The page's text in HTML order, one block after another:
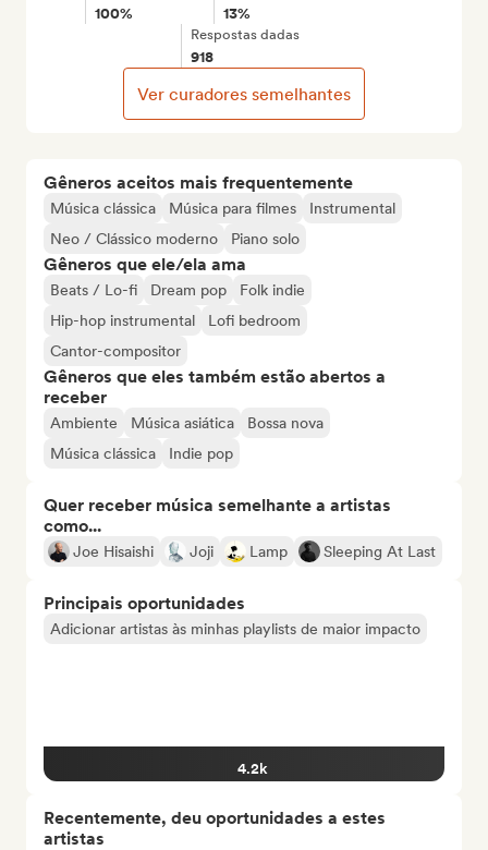
Gêneros aceitos mais frequentemente
Música clássica Música para filmes
Instrumental
Neo / Clássico moderno
Piano solo
Gêneros que ele/ela ama
Beats / Lo-fi Dream pop
Folk indie
Hip-hop instrumental
Lofi bedroom
Cantor-compositor
Gêneros que eles também estão abertos a
receber
Ambiente Música asiática
Bossa nova
Música clássica
Indie pop
Quer receber música semelhante a artistas
como...
Joe Hisaishi Joji Lamp Sleeping At Last
Principais oportunidades
Adicionar artistas às minhas playlists de maior impacto
4.2k
Recentemente, deu oportunidades a estes
artistas
100% 13%
Respostas dadas
918
Ver curadores semelhantes